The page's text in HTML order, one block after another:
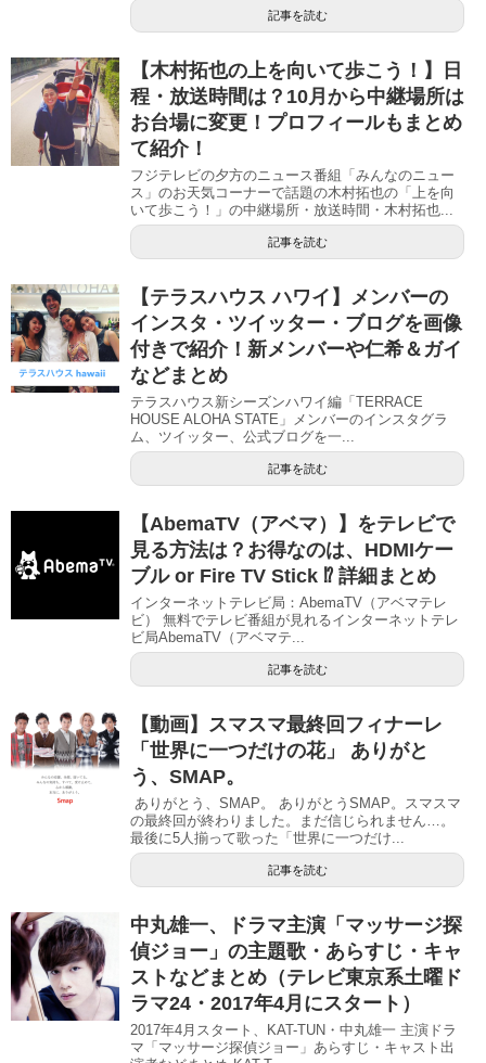
記事を読む
【木村拓也の上を向いて歩こう！】日
程・放送時間は？10月から中継場所は
お台場に変更！プロフィールもまとめ
て紹介！
フジテレビの夕方のニュース番組「みんなのニュー
ス」のお天気コーナーで話題の木村拓也の「上を向
いて歩こう！」の中継場所・放送時間・木村拓也...
記事を読む
【テラスハウス ハワイ】メンバーの
インスタ・ツイッター・ブログを画像
付きで紹介！新メンバーや仁希＆ガイ
などまとめ
テラスハウス新シーズンハワイ編「TERRACE
HOUSE ALOHA STATE」メンバーのインスタグラ
ム、ツイッター、公式ブログを一...
記事を読む
【AbemaTV（アベマ）】をテレビで
見る方法は？お得なのは、HDMIケー
ブル or Fire TV Stick ⁉︎ 詳細まとめ
インターネットテレビ局：AbemaTV（アベマテレ
ビ） 無料でテレビ番組が見れるインターネットテレ
ビ局AbemaTV（アベマテ...
記事を読む
【動画】スマスマ最終回フィナーレ
「世界に一つだけの花」 ありがと
う、SMAP。
ありがとう、SMAP。 ありがとうSMAP。スマスマ
の最終回が終わりました。まだ信じられません…。
最後に5人揃って歌った「世界に一つだけ...
記事を読む
中丸雄一、ドラマ主演「マッサージ探
偵ジョー」の主題歌・あらすじ・キャ
ストなどまとめ（テレビ東京系土曜ド
ラマ24・2017年4月にスタート）
2017年4月スタート、KAT-TUN・中丸雄一 主演ドラ
マ「マッサージ探偵ジョー」あらすじ・キャスト出